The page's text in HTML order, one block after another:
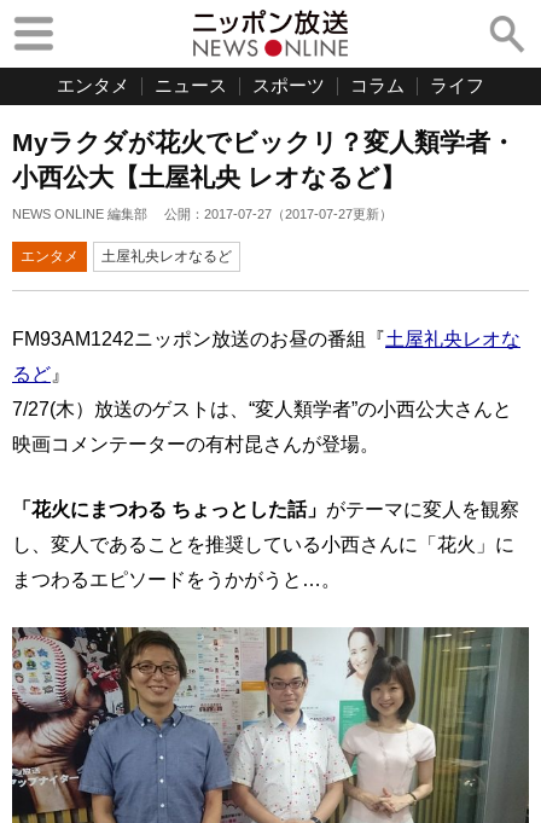
エンタメ ニュース スポーツ コラム ライフ
Myラクダが花火でビックリ？変人類学者・
小西公大【土屋礼央 レオなるど】
NEWS ONLINE 編集部 公開： 2017-07-27 （2017-07-27更新）
エンタメ 土屋礼央レオなるど
FM93AM1242ニッポン放送のお昼の番組『土屋礼央レオな
るど 』
7/27(木）放送のゲストは、“変人類学者”の小西公大さんと
映画コメンテーターの有村昆さんが登場。
「花火にまつわる ちょっとした話」 がテーマに変人を観察
し、変人であることを推奨している小西さんに「花火」に
まつわるエピソードをうかがうと…。